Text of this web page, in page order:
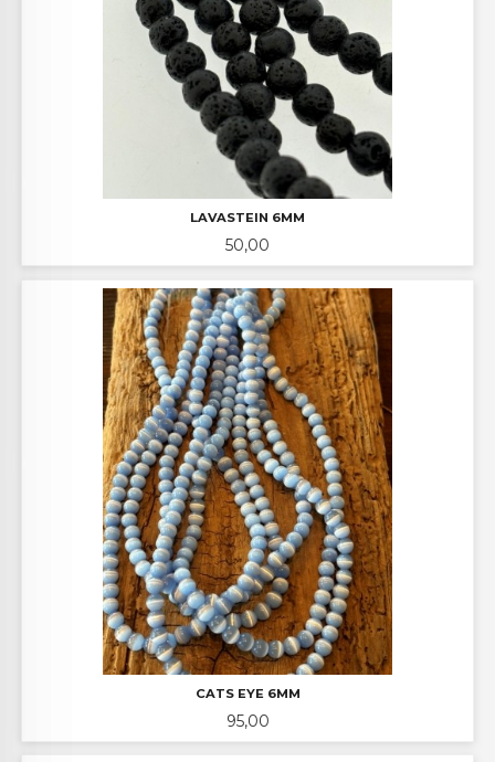
LAVASTEIN 6MM
Pris
50,00
CATS EYE 6MM
Pris
95,00